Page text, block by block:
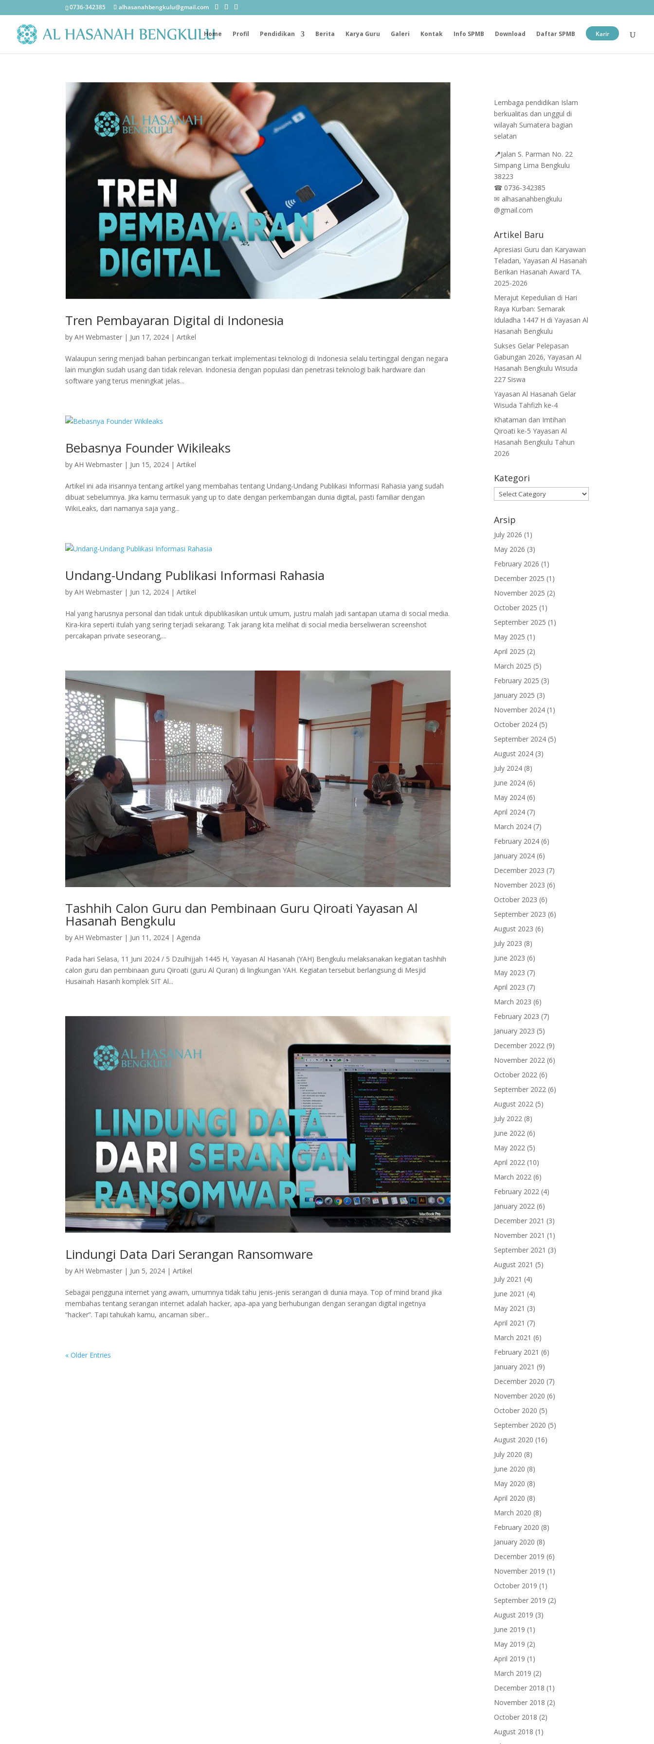
0736-342385 alhasanahbengkulu@gmail.com
Home Profil Pendidikan Berita Karya Guru Galeri Kontak Info SPMB Download Daftar SPMB Karir
Tren Pembayaran Digital di Indonesia
byAH Webmaster | Jun 17, 2024 |Artikel
Walaupun sering menjadi bahan perbincangan terkait implementasi teknologi di Indonesia selalu tertinggal dengan negara
lain mungkin sudah usang dan tidak relevan. Indonesia dengan populasi dan penetrasi teknologi baik hardware dan
software yang terus meningkat jelas...
Bebasnya Founder Wikileaks
byAH Webmaster | Jun 15, 2024 |Artikel
Artikel ini ada irisannya tentang artikel yang membahas tentang Undang-Undang Publikasi Informasi Rahasia yang sudah
dibuat sebelumnya. Jika kamu termasuk yang up to date dengan perkembangan dunia digital, pasti familiar dengan
WikiLeaks, dari namanya saja yang...
Undang-Undang Publikasi Informasi Rahasia
byAH Webmaster | Jun 12, 2024 |Artikel
Hal yang harusnya personal dan tidak untuk dipublikasikan untuk umum, justru malah jadi santapan utama di social media.
Kira-kira seperti itulah yang sering terjadi sekarang. Tak jarang kita melihat di social media berseliweran screenshot
percakapan private seseorang,...
Tashhih Calon Guru dan Pembinaan Guru Qiroati Yayasan Al
Hasanah Bengkulu
byAH Webmaster | Jun 11, 2024 |Agenda
Pada hari Selasa, 11 Juni 2024 / 5 Dzulhijjah 1445 H, Yayasan Al Hasanah (YAH) Bengkulu melaksanakan kegiatan tashhih
calon guru dan pembinaan guru Qiroati (guru Al Quran) di lingkungan YAH. Kegiatan tersebut berlangsung di Mesjid
Husainah Hasanh komplek SIT Al...
Lindungi Data Dari Serangan Ransomware
byAH Webmaster | Jun 5, 2024 |Artikel
Sebagai pengguna internet yang awam, umumnya tidak tahu jenis-jenis serangan di dunia maya. Top of mind brand jika
membahas tentang serangan internet adalah hacker, apa-apa yang berhubungan dengan serangan digital ingetnya
“hacker”. Tapi tahukah kamu, ancaman siber...
« Older Entries
Lembaga pendidikan Islam
berkualitas dan unggul di
wilayah Sumatera bagian
selatan
📍Jalan S. Parman No. 22
Simpang Lima Bengkulu
38223
☎ 0736-342385
✉ alhasanahbengkulu
@gmail.com
Artikel Baru
Apresiasi Guru dan Karyawan
Teladan, Yayasan Al Hasanah
Berikan Hasanah Award TA.
2025-2026
Merajut Kepedulian di Hari
Raya Kurban: Semarak
Iduladha 1447 H di Yayasan Al
Hasanah Bengkulu
Sukses Gelar Pelepasan
Gabungan 2026, Yayasan Al
Hasanah Bengkulu Wisuda
227 Siswa
Yayasan Al Hasanah Gelar
Wisuda Tahfizh ke-4
Khataman dan Imtihan
Qiroati ke-5 Yayasan Al
Hasanah Bengkulu Tahun
2026
Kategori
Kategori
Arsip
July 2026 (1)
May 2026 (3)
February 2026 (1)
December 2025 (1)
November 2025 (2)
October 2025 (1)
September 2025 (1)
May 2025 (1)
April 2025 (2)
March 2025 (5)
February 2025 (3)
January 2025 (3)
November 2024 (1)
October 2024 (5)
September 2024 (5)
August 2024 (3)
July 2024 (8)
June 2024 (6)
May 2024 (6)
April 2024 (7)
March 2024 (7)
February 2024 (6)
January 2024 (6)
December 2023 (7)
November 2023 (6)
October 2023 (6)
September 2023 (6)
August 2023 (6)
July 2023 (8)
June 2023 (6)
May 2023 (7)
April 2023 (7)
March 2023 (6)
February 2023 (7)
January 2023 (5)
December 2022 (9)
November 2022 (6)
October 2022 (6)
September 2022 (6)
August 2022 (5)
July 2022 (8)
June 2022 (6)
May 2022 (5)
April 2022 (10)
March 2022 (6)
February 2022 (4)
January 2022 (6)
December 2021 (3)
November 2021 (1)
September 2021 (3)
August 2021 (5)
July 2021 (4)
June 2021 (4)
May 2021 (3)
April 2021 (7)
March 2021 (6)
February 2021 (6)
January 2021 (9)
December 2020 (7)
November 2020 (6)
October 2020 (5)
September 2020 (5)
August 2020 (16)
July 2020 (8)
June 2020 (8)
May 2020 (8)
April 2020 (8)
March 2020 (8)
February 2020 (8)
January 2020 (8)
December 2019 (6)
November 2019 (1)
October 2019 (1)
September 2019 (2)
August 2019 (3)
June 2019 (1)
May 2019 (2)
April 2019 (1)
March 2019 (2)
December 2018 (1)
November 2018 (2)
October 2018 (2)
August 2018 (1)